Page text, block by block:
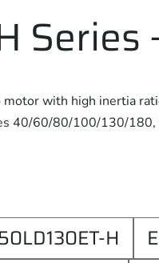
Series
motor with high inertia
40/60/80/100/130/
H